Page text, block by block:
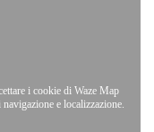
i cookie di Waze Map
e localizzazione.